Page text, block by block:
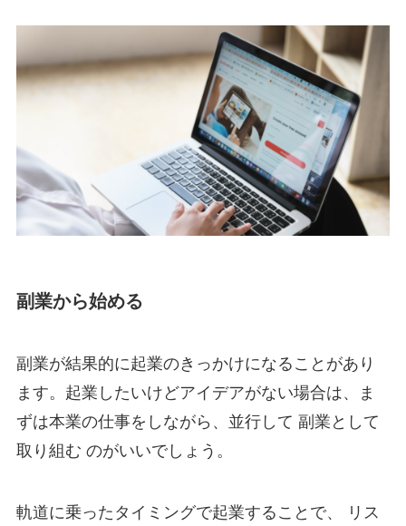
副業から始める
副業が結果的に起業のきっかけになることがあり
ます。起業したいけどアイデアがない場合は、ま
ずは本業の仕事をしながら、並行して 副業として
取り組む のがいいでしょう。
軌道に乗ったタイミングで起業することで、 リス